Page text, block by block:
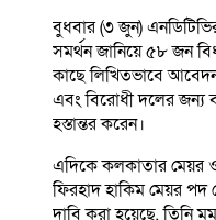
বুধবার (৩ জুন)
সমর্থন জানিয়ে ৫৮ জন
কাছে লিখিতভাবে
এবং বিরোধী দলের জন্য
হস্তান্তর করেন।
এদিকে কলকাতার মেয়র ও
ফিরহাদ হাকিম মেয়র
দাবি করা হয়েছে, তিনি